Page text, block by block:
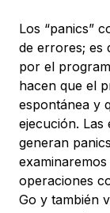
Los “panics”
de errores; es
por el
hacen que el
espontánea y
ejecución. Las
generan
operaciones
Go y también